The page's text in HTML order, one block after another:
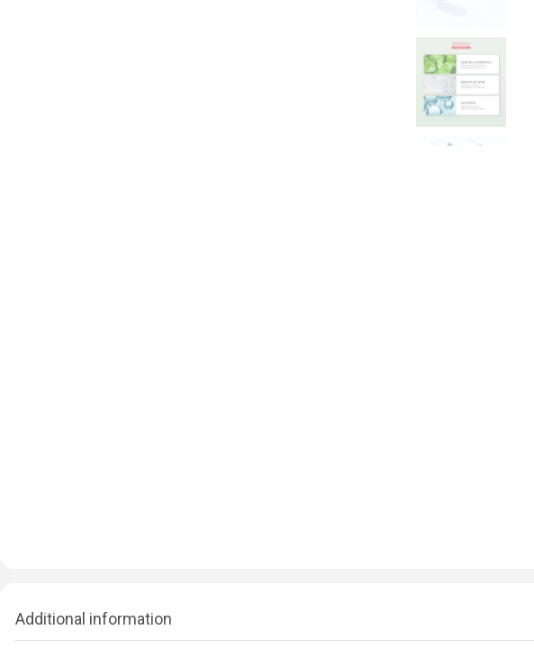
Additional information